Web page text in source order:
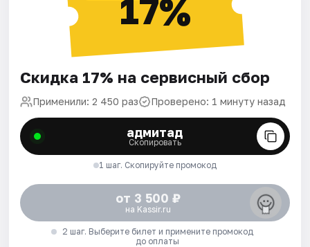
17%
Скидка 17% на сервисный сбор
Применили: 2 450 раз Проверено: 1 минуту назад
адмитад
Скопировать
1 шаг. Скопируйте промокод
от 3 500 ₽
на Kassir.ru
2 шаг. Выберите билет и примените промокод
до оплаты